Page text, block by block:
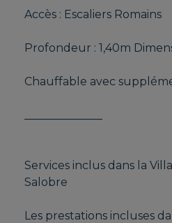
Accès : Escaliers Romains
Profondeur : 1,40m
Chauffable avec
Services inclus dans la
Salobre
Les prestations incluses